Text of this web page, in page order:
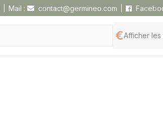
Mail : contact@germineo.com
Afficher les